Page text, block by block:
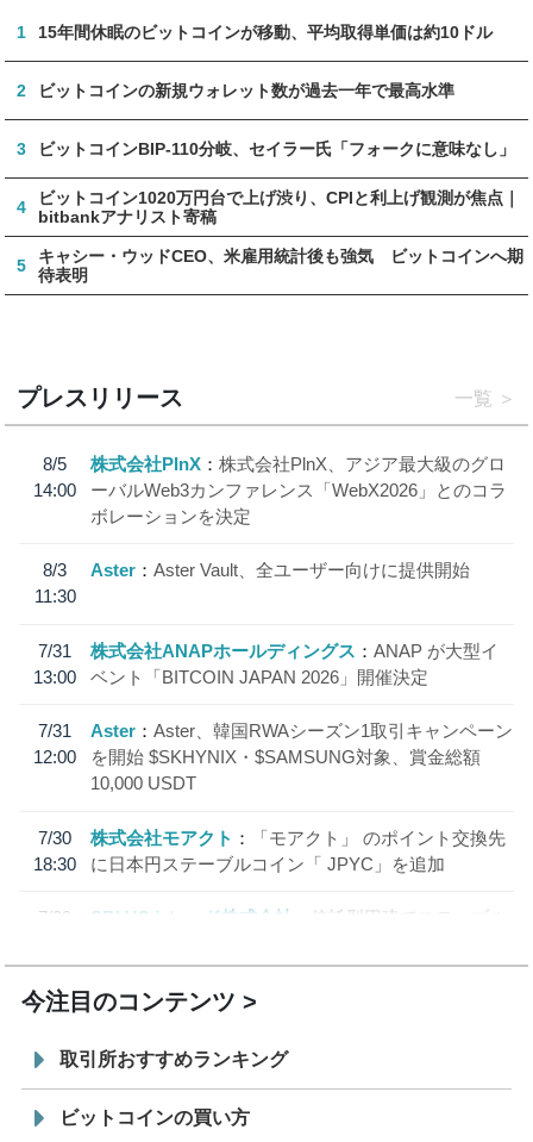
1 15年間休眠のビットコインが移動、平均取得単価は約10ドル
2 ビットコインの新規ウォレット数が過去一年で最高水準
3 ビットコインBIP-110分岐、セイラー氏「フォークに意味なし」
4
ビットコイン1020万円台で上げ渋り、CPIと利上げ観測が焦点｜
bitbankアナリスト寄稿
5
キャシー・ウッドCEO、米雇用統計後も強気 ビットコインへ期
待表明
プレスリリース 一覧
8/5
14:00
株式会社PlnX
株式会社PlnX、アジア最大級のグロ
ーバルWeb3カンファレンス「WebX2026」とのコラ
ボレーションを決定
8/3
11:30
Aster Aster Vault、全ユーザー向けに提供開始
7/31
13:00
株式会社ANAPホールディングス
ANAP が大型イ
ベント「BITCOIN JAPAN 2026」開催決定
7/31
12:00
Aster
Aster、韓国RWAシーズン1取引キャンペーン
を開始 $SKHYNIX・$SAMSUNG対象、賞金総額
10,000 USDT
7/30
18:30
株式会社モアクト
「モアクト」 のポイント交換先
に日本円ステーブルコイン「 JPYC」を追加
7/29
SBI VCトレード株式会社
信託型円建てステーブル
今注目のコンテンツ
取引所おすすめランキング
ビットコインの買い方